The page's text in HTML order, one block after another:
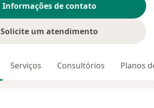
Informações de contato
Solicite um atendimento
Serviços Consultórios Planos